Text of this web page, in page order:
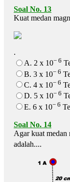
Soal No. 13
Kuat medan
.
A. 2 x 10− 6
B. 3 x 10− 6
C. 4 x 10− 6
D. 5 x 10− 6
E. 6 x 10− 6
Soal No. 14
Agar kuat
adalah....